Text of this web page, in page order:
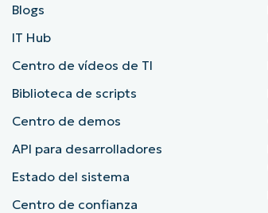
Blogs
IT Hub
Centro de vídeos de TI
Biblioteca de scripts
Centro de demos
API para desarrolladores
Estado del sistema
Centro de confianza